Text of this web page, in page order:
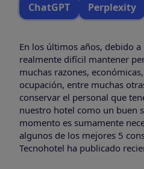
ChatGPT Perplexity
En los últimos años, debido
realmente difícil mantener
muchas razones,
ocupación, entre muchas
conservar el personal que
nuestro hotel como un buen
momento es sumamente
algunos de los mejores 5
Tecnohotel ha publicado